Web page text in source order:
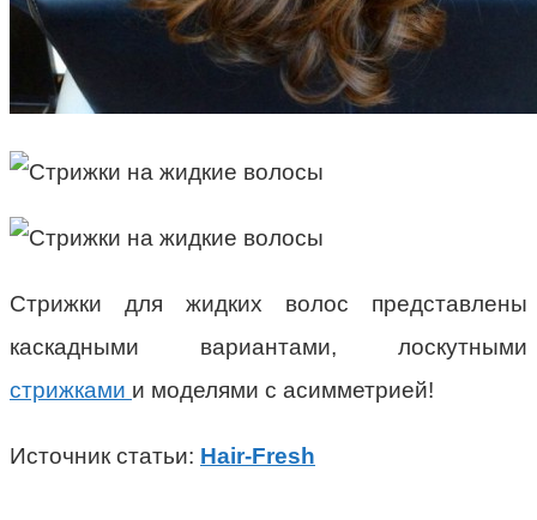
Стрижки для жидких волос представлены
каскадными вариантами, лоскутными
стрижками и моделями с асимметрией!
Источник статьи: Hair-Fresh